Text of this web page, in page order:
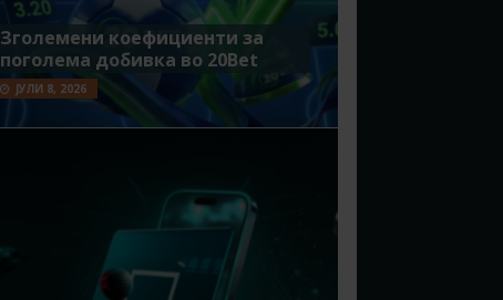
Зголемени коефициенти за
поголема добивка во 20Bet
ЈУЛИ 8, 2026